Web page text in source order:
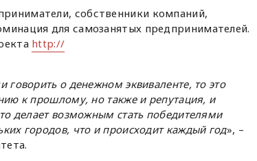
собственники компаний,
для самозанятых предпринимателей.
http://
говорить о денежном эквиваленте, то это
к прошлому, но также и репутация, и
делает возможным стать победителями
городов, что и происходит каждый год», –